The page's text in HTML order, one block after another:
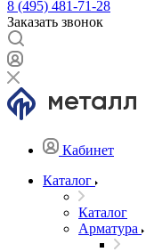
8 (495) 481-71-28
Заказать звонок
Кабинет
Каталог
Каталог
Арматура